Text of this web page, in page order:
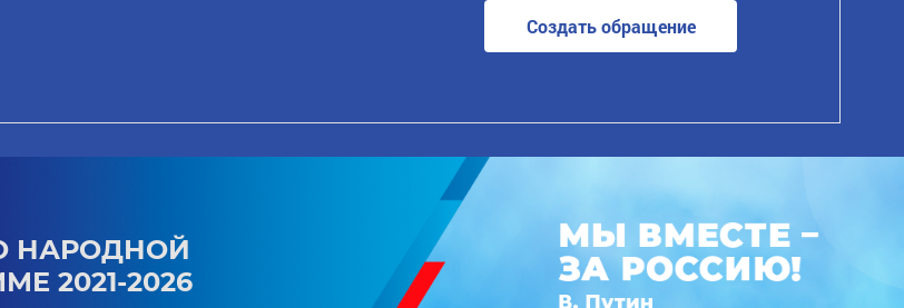
Создать обращение
НАРОДНОЙ
2021-2026